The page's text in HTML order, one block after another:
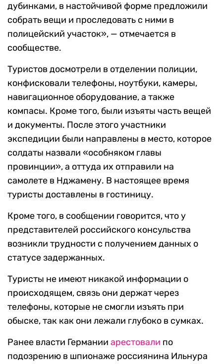
дубинками, в настойчивой форме предложили
собрать вещи и проследовать с ними в
полицейский участок», — отмечается в
сообществе.
Туристов досмотрели в отделении полиции,
конфисковали телефоны, ноутбуки, камеры,
навигационное оборудование, а также
компасы. Кроме того, были изъяты часть вещей
и документы. После этого участники
экспедиции были направлены в место, которое
солдаты назвали «особняком главы
провинции», а оттуда их отправили на
самолете в Нджамену. В настоящее время
туристы доставлены в гостиницу.
Кроме того, в сообщении говорится, что у
представителей российского консульства
возникли трудности с получением данных о
статусе задержанных.
Туристы не имеют никакой информации о
происходящем, связь они держат через
телефоны, которые не смогли изъять при
обыске, так как они лежали глубоко в сумках.
Ранее власти Германии арестовали по
подозрению в шпионаже россиянина Ильнура